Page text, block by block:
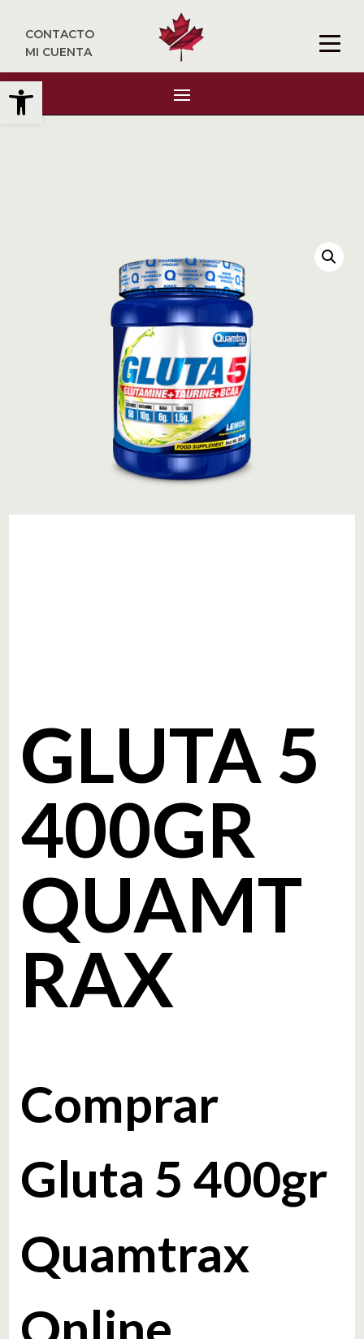
Abrir barra de herramientas
CONTACTO
MI CUENTA
GLUTA 5
400GR
QUAMT
RAX
Comprar
Gluta 5 400gr
Quamtrax